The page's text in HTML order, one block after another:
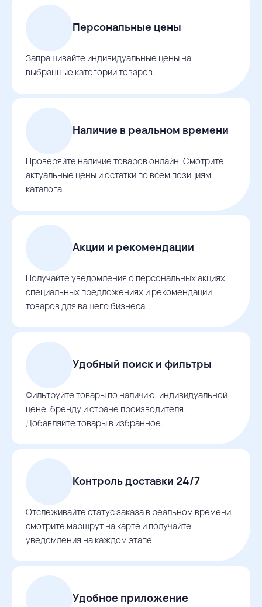
Персональные цены
Запрашивайте индивидуальные цены на
выбранные категории товаров.
Наличие в реальном времени
Проверяйте наличие товаров онлайн. Смотрите
актуальные цены и остатки по всем позициям
каталога.
Акции и рекомендации
Получайте уведомления о персональных акциях,
специальных предложениях и рекомендации
товаров для вашего бизнеса.
Удобный поиск и фильтры
Фильтруйте товары по наличию, индивидуальной
цене, бренду и стране производителя.
Добавляйте товары в избранное.
Контроль доставки 24/7
Отслеживайте статус заказа в реальном времени,
смотрите маршрут на карте и получайте
уведомления на каждом этапе.
Удобное приложение